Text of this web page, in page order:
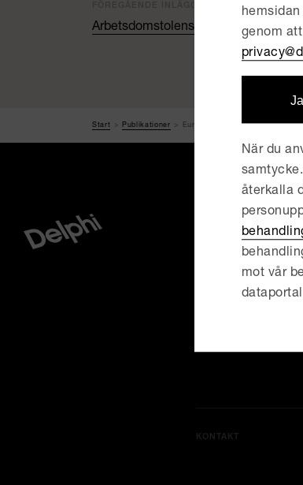
Arbetsdomstolens första dom om
Start Publikationer European Employment &
KONTAKT
genom
När du
samtycke.
återkalla
mot vår